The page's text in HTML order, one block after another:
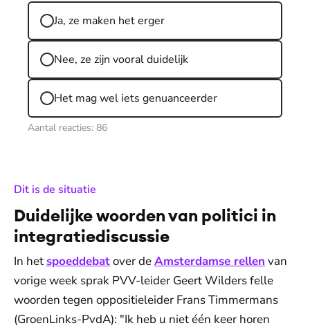
Ja, ze maken het erger
Nee, ze zijn vooral duidelijk
Het mag wel iets genuanceerder
Aantal reacties: 86
Dit is de situatie
Duidelijke woorden van politici in
integratiediscussie
In het spoeddebatover deAmsterdamse rellen van
vorige week sprak PVV-leider Geert Wilders felle
woorden tegen oppositieleider Frans Timmermans
(GroenLinks-PvdA): "Ik heb u niet één keer horen